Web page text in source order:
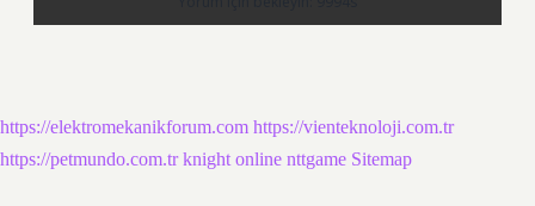
https://elektromekanikforum.com https://vienteknoloji.com.tr
https://petmundo.com.tr knight online nttgame Sitemap